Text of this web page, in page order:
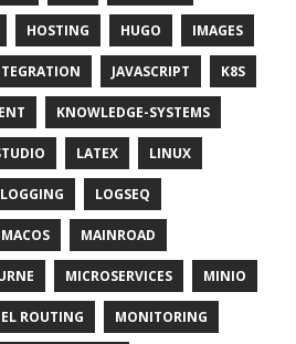
HOSTING HUGO IMAGES
JAVASCRIPT K8S
KNOWLEDGE-SYSTEMS
LATEX LINUX
LOGGING LOGSEQ
MACOS MAINROAD
MICROSERVICES MINIO
ROUTING MONITORING